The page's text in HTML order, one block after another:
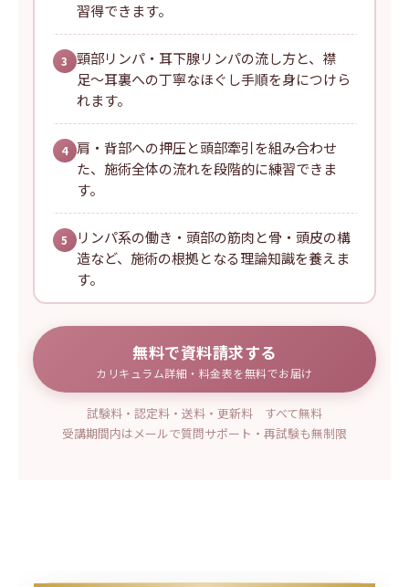
習得できます。
3
頸部リンパ・耳下腺リンパの流し方と、襟
足〜耳裏への丁寧なほぐし手順を身につけら
れます。
4 肩・背部への押圧と頭部牽引を組み合わせ
た、施術全体の流れを段階的に練習できま
す。
5
リンパ系の働き・頭部の筋肉と骨・頭皮の構
造など、施術の根拠となる理論知識を養えま
す。
無料で資料請求する
カリキュラム詳細・料金表を無料でお届け
試験料・認定料・送料・更新料 すべて無料
受講期間内はメールで質問サポート・再試験も無制限